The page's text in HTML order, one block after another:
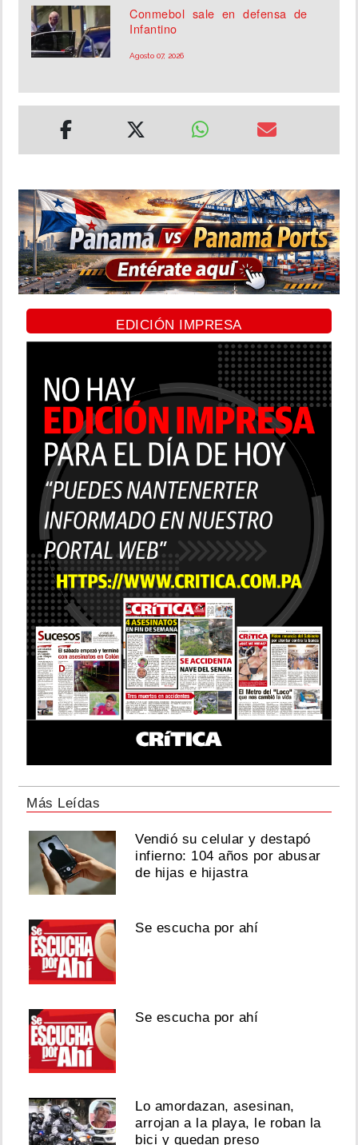
Conmebol sale en defensa de
Infantino
Agosto 07, 2026
EDICIÓN IMPRESA
Más Leídas
Vendió su celular y destapó
infierno: 104 años por abusar
de hijas e hijastra
Se escucha por ahí
Se escucha por ahí
Lo amordazan, asesinan,
arrojan a la playa, le roban la
bici y quedan preso